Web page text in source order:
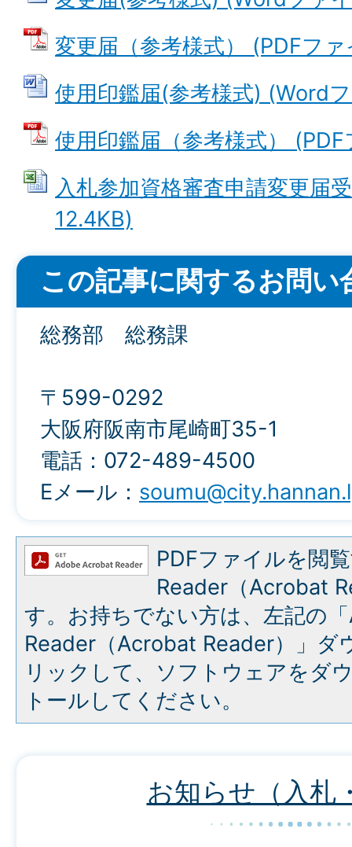
変更届（参考様式） (PDFフ
使用印鑑届(参考様式) (Word
使用印鑑届（参考様式）
入札参加資格審査申請変更届
12.4KB)
この記事に関するお問い
総務部 総務課
〒599-0292
大阪府阪南市尾崎町35-1
電話：072-489-4500
Eメール：
PDFファイルを閲
Reader（Acrobat
す。お持ちでない方は、左記の
Reader（Acrobat Reader）」ダ
リックして、ソフトウェアをダ
トールしてください。
お知らせ（入札